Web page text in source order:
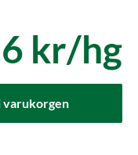
kr/hg
varukorgen